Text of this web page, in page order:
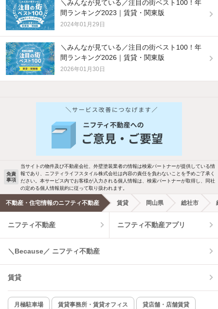
＼みんなが見ている／注目の街ベスト100！年
間ランキング2023｜賃貸・関東版
2024年01月29日
＼みんなが見ている／注目の街ベスト100！年
間ランキング2026｜賃貸・関東版
2026年01月30日
バス・トイレ別 2階以上
洗濯機置場あり 独立洗面台
エアコンあり 都市ガス
温水洗浄便座 オートロック
コンロ2口以上
新着のみ インターネット無料
免責
事項
当サイトの物件及び不動産会社、外壁塗装業者の情報は検索パートナーが提供している情
報であり、ニフティライフスタイル株式会社は内容の責任を負わないことを予めご了承く
ださい。本サービス内でお客様が入力される個人情報は、検索パートナーが取得し、同社
の定める個人情報規約に従って取り扱われます。
不動産・住宅情報のニフティ不動産 賃貸 岡山県 総社市
ニフティ不動産 ニフティ不動産アプリ
＼Because／ ニフティ不動産
賃貸
月極駐車場 賃貸事務所・賃貸オフィス 貸店舗・店舗賃貸